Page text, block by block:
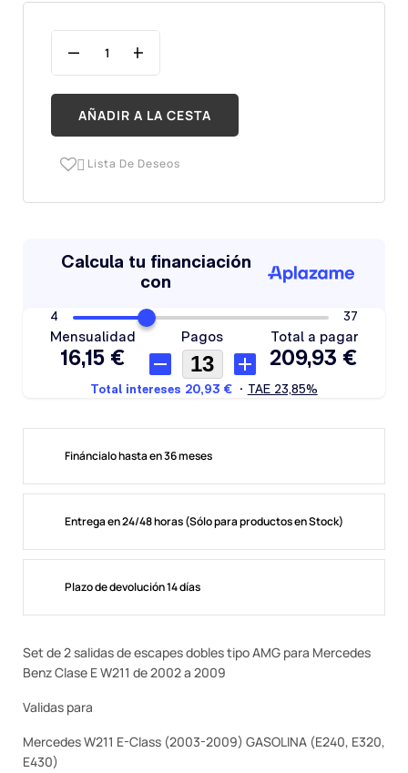
AÑADIR A LA CESTA
 Lista De Deseos
Fináncialo hasta en 36 meses
Entrega en 24/48 horas (Sólo para productos en Stock)
Plazo de devolución 14 días
Set de 2 salidas de escapes dobles tipo AMG para Mercedes
Benz Clase E W211 de 2002 a 2009
Validas para
Mercedes W211 E-Class (2003-2009) GASOLINA (E240, E320,
E430)